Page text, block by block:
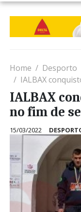
Home
Desporto
IALBAX
IALBAX
no fim de
15/03/2022